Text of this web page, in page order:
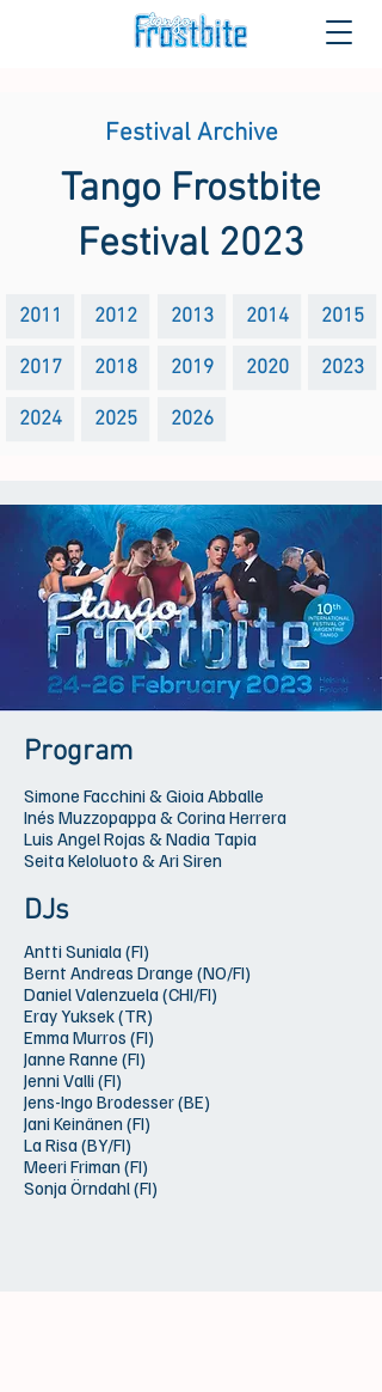
Festival Archive
Tango Frostbite
Festival 2023
2011
2017
2024
2012
2018
2025
2013
2019
2026
2014
2020
2015
2023
Program
Simone Facchini & Gioia Abballe
Inés Muzzopappa & Corina Herrera
Luis Angel Rojas & Nadia Tapia
Seita Keloluoto & Ari Siren
DJs
Antti Suniala (FI)
Bernt Andreas Drange (NO/FI)
Daniel Valenzuela (CHI/FI)
Eray Yuksek (TR)
Emma Murros (FI)
Janne Ranne (FI)
Jenni Valli (FI)
Jens-Ingo Brodesser (BE)
Jani Keinänen (FI)
La Risa (BY/FI)
Meeri Friman (FI)
Sonja Örndahl (FI)